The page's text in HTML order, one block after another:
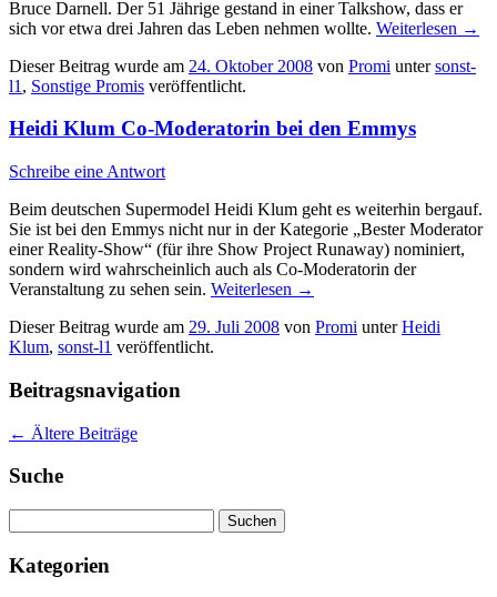
Bruce Darnell. Der 51 Jährige gestand in einer Talkshow, dass er
sich vor etwa drei Jahren das Leben nehmen wollte. Weiterlesen →
Dieser Beitrag wurde am 24. Oktober 2008 von Promi untersonst-
l1 , Sonstige Promis veröffentlicht.
Heidi Klum Co-Moderatorin bei den Emmys
Schreibe eine Antwort
Beim deutschen Supermodel Heidi Klum geht es weiterhin bergauf.
Sie ist bei den Emmys nicht nur in der Kategorie „Bester Moderator
einer Reality-Show“ (für ihre Show Project Runaway) nominiert,
sondern wird wahrscheinlich auch als Co-Moderatorin der
Veranstaltung zu sehen sein. Weiterlesen →
Dieser Beitrag wurde am 29. Juli 2008 von Promi unterHeidi
Klum, sonst-l1 veröffentlicht.
Beitragsnavigation
← Ältere Beiträge
Suche
nach:
Kategorien